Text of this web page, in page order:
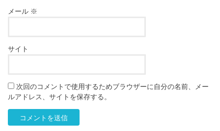
メール ※
サイト
次回のコメントで使用するためブラウザーに自分の名前、メー
ルアドレス、サイトを保存する。